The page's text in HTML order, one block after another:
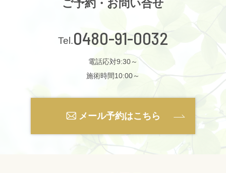
ご予約・お問い合せ
0480-91-0032
電話応対9:30～
施術時間10:00～
メール予約はこちら